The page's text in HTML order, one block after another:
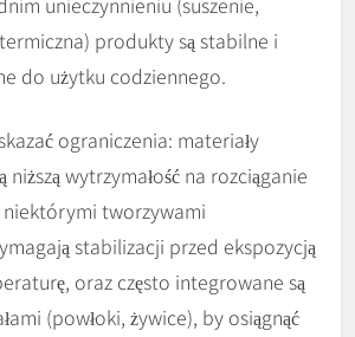
produkty są stabilne i
do użytku codziennego.
ograniczenia: materiały
wytrzymałość na rozciąganie
tworzywami
stabilizacji przed ekspozycją
oraz często integrowane są
(powłoki, żywice), by osiągnąć